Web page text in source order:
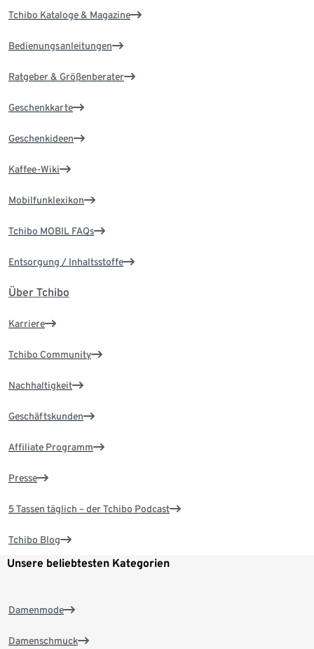
Tchibo Kataloge & Magazine
Bedienungsanleitungen
Ratgeber & Größenberater
Geschenkkarte
Geschenkideen
Kaffee-Wiki
Mobilfunklexikon
Tchibo MOBIL FAQs
Entsorgung / Inhaltsstoffe
Über Tchibo
Karriere
Tchibo Community
Nachhaltigkeit
Geschäftskunden
Affiliate Programm
Presse
5 Tassen täglich – der Tchibo Podcast
Tchibo Blog
Unsere beliebtesten Kategorien
Damenmode
Damenschmuck